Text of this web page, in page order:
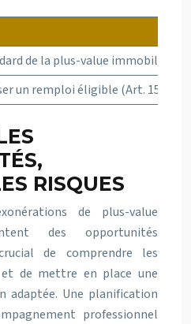
de la plus-value immobilière
un remploi éligible (Art. 150 UB)
RISQUES
de plus-value
des opportunités
de comprendre les
de mettre en place une
adaptée. Une planification
professionnel